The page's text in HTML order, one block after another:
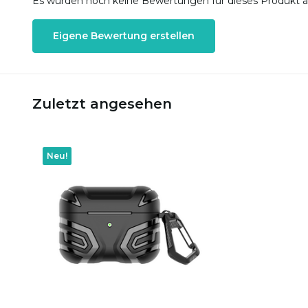
Eigene Bewertung erstellen
Zuletzt angesehen
Neu!